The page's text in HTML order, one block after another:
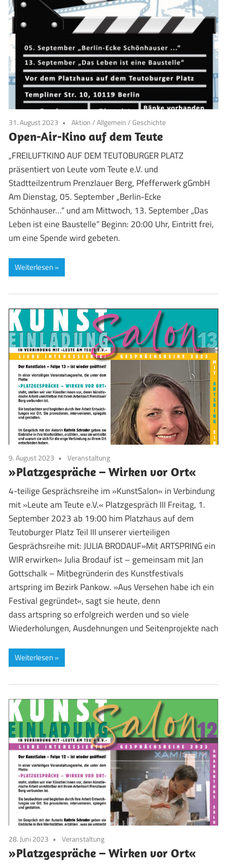
31. August 2023 Aktion/Allgemein/Geschichte
Open-Air-Kino auf dem Teute
„FREILUFTKINO AUF DEM TEUTOBURGER PLATZ
präsentiert von Leute vom Teute e.V. und
Stadtteilzentrum Prenzlauer Berg, Pfefferwerk gGmbH
Am Dienstag, 05. September „Berlin-Ecke
Schönhauser…“ und am Mittwoch, 13. September „Das
Leben ist eine Baustelle“ Beginn: 20:00 Uhr, Eintritt frei,
um eine Spende wird gebeten.
Weiterlesen
9. August 2023 Veranstaltung
»Platzgespräche – Wirken vor Ort«
4-teilige Gesprächsreihe im »KunstSalon« in Verbindung
mit »Leute am Teute e.V.« Platzgespräch III Freitag, 1.
September 2023 ab 19:00 him Platzhaus auf dem
Teutoburger Platz Teil III unserer vierteiligen
Gesprächsreihe mit: JULIA BRODAUF»Mit ARTSPRING ein
WIR erwirken« Julia Brodauf ist – gemeinsam mit Jan
Gottschalk – Mitbegründerin des Kunstfestivals
artspring im Bezirk Pankow. »Aus Versehen habe ich ein
Festival gegründet«, sagt sie heute, denn
dass artspring so erfolgreich werden und so viele
Wiederholungen, Ausdehnungen und Seitenprojekte nach
Weiterlesen
28. Juni 2023 Veranstaltung
»Platzgespräche – Wirken vor Ort«